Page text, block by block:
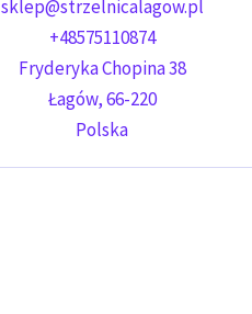
sklep@strzelnicalagow.pl
+48575110874
Fryderyka Chopina 38
Łagów,66-220
Polska